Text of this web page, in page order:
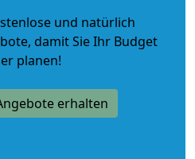
und natürlich
, damit Sie Ihr Budget
planen!
erhalten